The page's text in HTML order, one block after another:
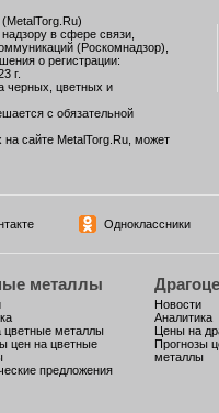
в сфере связи,
(Роскомнадзор),
о регистрации:
г.
черных, цветных и
с обязательной
сайте MetalTorg.Ru, может
Одноклассники
металлы
цветные металлы
цен на цветные
предложения
Новости
Аналитика
Цены на
Прогнозы
металлы